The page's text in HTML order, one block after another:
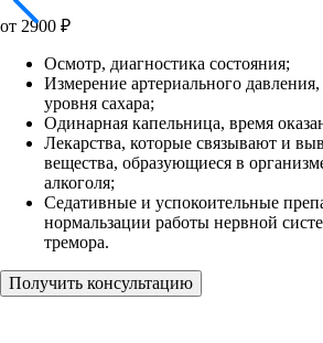
от 2900 ₽
Осмотр, диагностика состояния;
Измерение артериального
уровня сахара;
Одинарная капельница, время
Лекарства, которые связывают и
вещества, образующиеся в
алкоголя;
Седативные и успокоительные
нормальзации работы нервной
тремора.
Получить консультацию